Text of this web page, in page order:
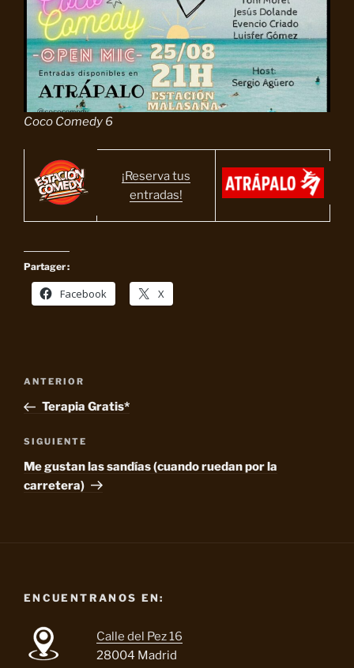
Coco Comedy 6
¡Reserva tus
entradas!
Partager :
Facebook X
Navegación
entradas
Entrada
anterior:
ANTERIOR
Terapia Gratis*
Siguiente
entrada
SIGUIENTE
Me gustan las sandías (cuando ruedan por la
carretera)
ENCUENTRANOS EN:
Calle del Pez 16
28004 Madrid